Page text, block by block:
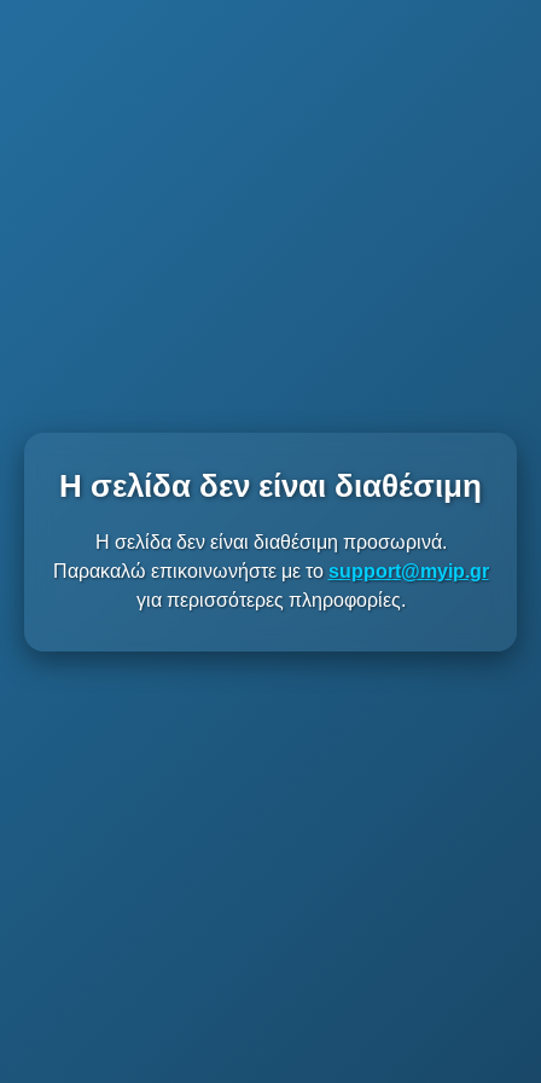
Η σελίδα δεν είναι διαθέσιμη
Η σελίδα δεν είναι διαθέσιμη προσωρινά.
Παρακαλώ επικοινωνήστε με το support@myip.gr
για περισσότερες πληροφορίες.